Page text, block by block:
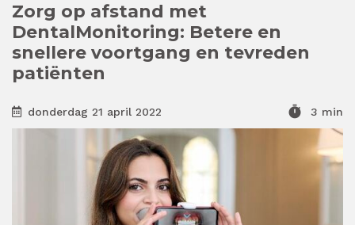
Zorg op afstand met
DentalMonitoring: Betere en
snellere voortgang en tevreden
patiënten
donderdag 21 april 2022 timer 3 min